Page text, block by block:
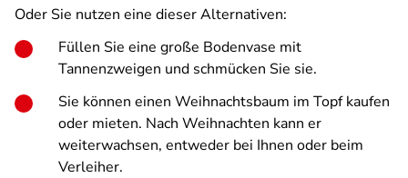
Oder Sie nutzen eine dieser Alternativen:
Füllen Sie eine große Bodenvase mit
Tannenzweigen und schmücken Sie sie.
Sie können einen Weihnachtsbaum im Topf kaufen
oder mieten. Nach Weihnachten kann er
weiterwachsen, entweder bei Ihnen oder beim
Verleiher.